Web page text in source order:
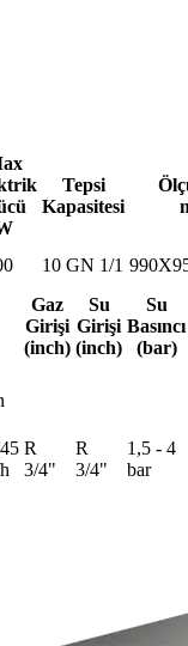
Tepsi
Kapasitesi
10 GN 1/1
Gaz
Girişi
(inch)
Su
Girişi
(inch)
Su
Basıncı
(bar)
R
3/4"
R
3/4"
1,5 - 4
bar